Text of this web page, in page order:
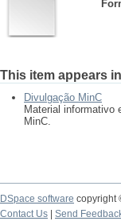
This item appears
Divulgação MinC
Material informativo
MinC.
DSpace software copyright
Contact Us
Send